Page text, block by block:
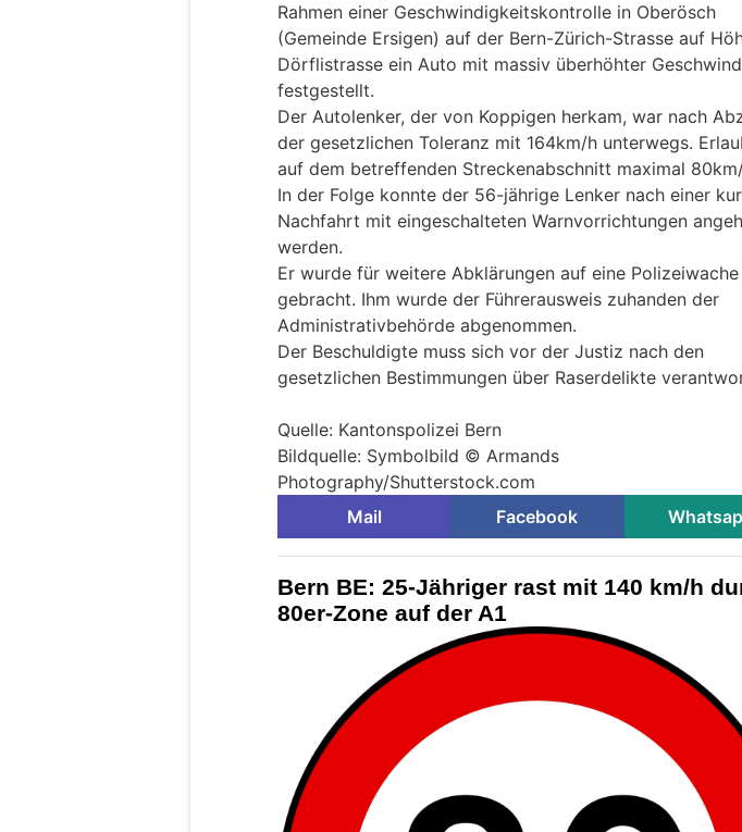
Rahmen einer Geschwindigkeitskontrolle in Oberösch
(Gemeinde Ersigen) auf der Bern-Zürich-Strasse auf
Dörflistrasse ein Auto mit massiv überhöhter
festgestellt.
Der Autolenker, der von Koppigen herkam, war nach
der gesetzlichen Toleranz mit 164km/h unterwegs.
auf dem betreffenden Streckenabschnitt maximal
In der Folge konnte der 56-jährige Lenker nach einer
Nachfahrt mit eingeschalteten Warnvorrichtungen
werden.
Er wurde für weitere Abklärungen auf eine Polizeiwache
gebracht. Ihm wurde der Führerausweis zuhanden der
Administrativbehörde abgenommen.
Der Beschuldigte muss sich vor der Justiz nach den
gesetzlichen Bestimmungen über Raserdelikte
Quelle: Kantonspolizei Bern
Bildquelle: Symbolbild © Armands
Photography/Shutterstock.com
Mail
Facebook
Bern BE: 25-Jähriger rast mit 140 km/h
80er-Zone auf der A1